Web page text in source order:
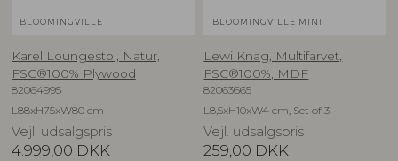
BLOOMINGVILLE
Karel Loungestol, Natur,
FSC®100% Plywood
82064995
L88xH75xW80 cm
Vejl. udsalgspris
4.999,00 DKK
BLOOMINGVILLE MINI
Lewi Knag, Multifarvet,
FSC®100%, MDF
82063665
L8,5xH10xW4 cm, Set of 3
Vejl. udsalgspris
259,00 DKK